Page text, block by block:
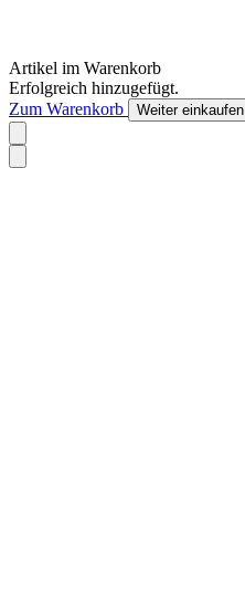
Artikel im Warenkorb
Erfolgreich hinzugefügt.
Zum Warenkorb
Weiter einkaufen